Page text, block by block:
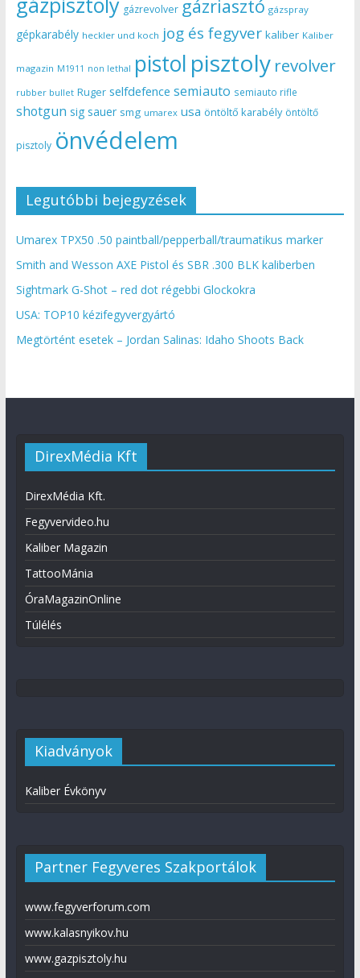
gázrevolver gázriasztó gázspray
gépkarabély heckler und koch jog és fegyver kaliber Kaliber
magazin M1911 non lethal pistol pisztoly revolver
rubber bullet Ruger selfdefence semiauto semiauto rifle
shotgun sig sauer smg umarex usa öntöltő karabély öntöltő
pisztoly önvédelem
Legutóbbi bejegyzések
Umarex TPX50 .50 paintball/pepperball/traumatikus marker
Smith and Wesson AXE Pistol és SBR .300 BLK kaliberben
Sightmark G-Shot – red dot régebbi Glockokra
USA: TOP10 kézifegyvergyártó
Megtörtént esetek – Jordan Salinas: Idaho Shoots Back
DirexMédia Kft
DirexMédia Kft.
Fegyvervideo.hu
Kaliber Magazin
TattooMánia
ÓraMagazinOnline
Túlélés
Kiadványok
Kaliber Évkönyv
Partner Fegyveres Szakportálok
www.fegyverforum.com
www.kalasnyikov.hu
www.gazpisztoly.hu